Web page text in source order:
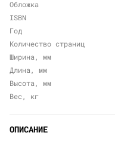
Обложка
ISBN
Год
Количество страниц
Ширина, мм
Длина, мм
Высота, мм
Вес, кг
ОПИСАНИЕ